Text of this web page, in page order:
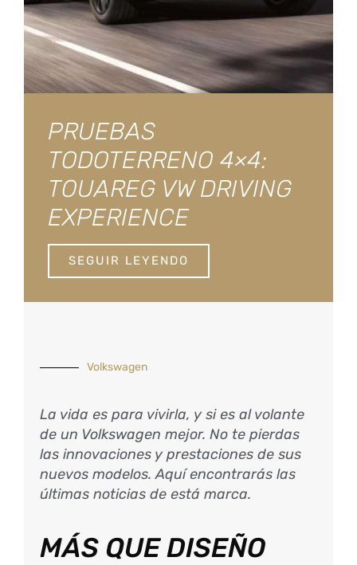
PRUEBAS
TODOTERRENO 4×4:
TOUAREG VW DRIVING
EXPERIENCE
SEGUIR LEYENDO
Volkswagen
La vida es para vivirla, y si es al volante
de un Volkswagen mejor. No te pierdas
las innovaciones y prestaciones de sus
nuevos modelos. Aquí encontrarás las
últimas noticias de está marca.
MÁS QUE DISEÑO